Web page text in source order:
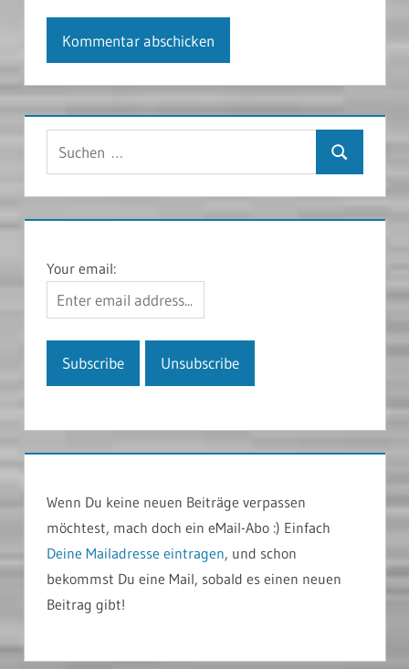
Suchen
Your email:
Wenn Du keine neuen Beiträge verpassen
möchtest, mach doch ein eMail-Abo :) Einfach
Deine Mailadresse eintragen, und schon
bekommst Du eine Mail, sobald es einen neuen
Beitrag gibt!